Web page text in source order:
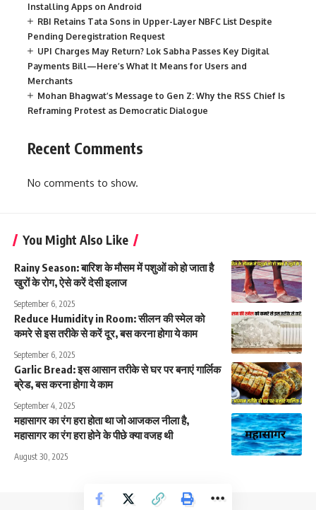
Installing Apps on Android
RBI Retains Tata Sons in Upper-Layer NBFC List Despite
Pending Deregistration Request
UPI Charges May Return? Lok Sabha Passes Key Digital
Payments Bill—Here’s What It Means for Users and
Merchants
Mohan Bhagwat’s Message to Gen Z: Why the RSS Chief Is
Reframing Protest as Democratic Dialogue
Recent Comments
No comments to show.
You Might Also Like
Rainy Season: बारिश के मौसम में पशुओं को हो जाता है
खुरों के रोग, ऐसे करें देसी इलाज
September 6, 2025
Reduce Humidity in Room: सीलन की स्मेल को
कमरे से इस तरीके से करें दूर, बस करना होगा ये काम
September 6, 2025
Garlic Bread: इस आसान तरीके से घर पर बनाएं गार्लिक
ब्रेड, बस करना होगा ये काम
September 4, 2025
महासागर का रंग हरा होता था जो आजकल नीला है,
महासागर का रंग हरा होने के पीछे क्या वजह थी
August 30, 2025